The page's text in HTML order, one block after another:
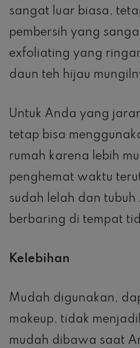
sangat luar biasa,
pembersih yang
exfoliating yang
daun teh hijau
Untuk Anda yang
tetap bisa
rumah karena lebih
penghemat waktu
sudah lelah dan
berbaring di tempat
Kelebihan
Mudah digunakan,
makeup, tidak
mudah dibawa saat